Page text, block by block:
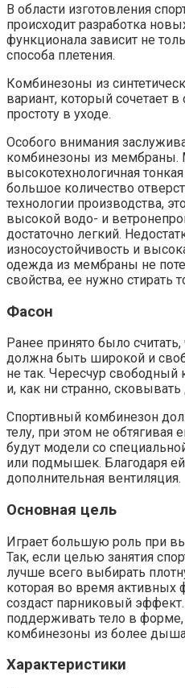
В области изготовления
происходит разработка
функционала зависит не
способа плетения.
Комбинезоны из
вариант, который сочетает
простоту в уходе.
Особого внимания
комбинезоны из мембраны.
высокотехнологичная
большое количество
технологии производства,
высокой водо- и
достаточно легкий.
износоустойчивость и
одежда из мембраны не
свойства, ее нужно стирать
Фасон
Ранее принято было
должна быть широкой и
не так. Чересчур
и, как ни странно,
Спортивный комбинезон
телу, при этом не обтягивая
будут модели со
или подмышек. Благодаря
дополнительная вентиляция.
Основная цель
Играет большую роль при
Так, если целью занятия
лучше всего выбирать
которая во время активных
создаст парниковый
поддерживать тело в
комбинезоны из более
Характеристики